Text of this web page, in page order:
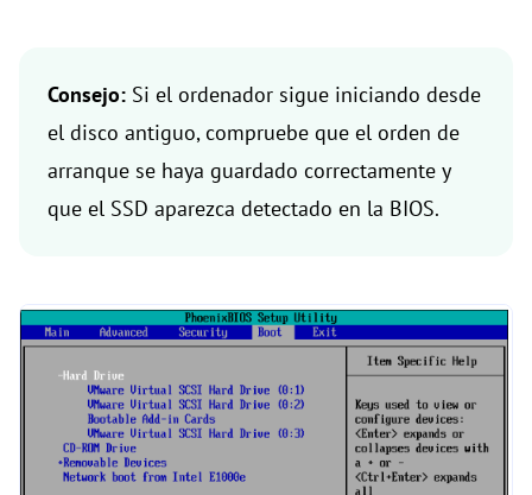
Consejo: Si el ordenador sigue iniciando desde
el disco antiguo, compruebe que el orden de
arranque se haya guardado correctamente y
que el SSD aparezca detectado en la BIOS.